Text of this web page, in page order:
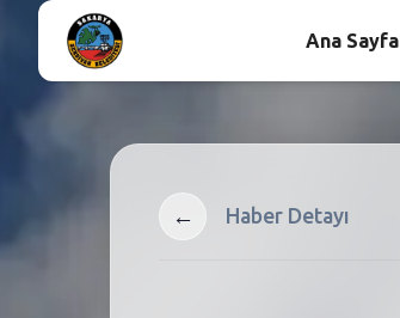
← Haber Detayı
Ana Sayfa